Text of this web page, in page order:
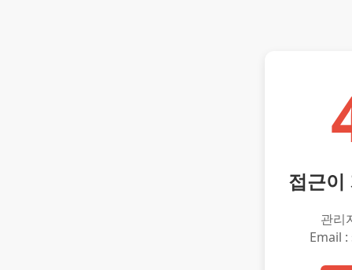
접근이
관리
Email